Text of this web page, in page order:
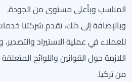
المناسب وبأعلى مستوى من الجودة.
وبالإضافة إلى ذلك، تقدم شركتنا
للعملاء في عملية الاستيراد
اللازمة حول القوانين واللوائح
من تركيا.